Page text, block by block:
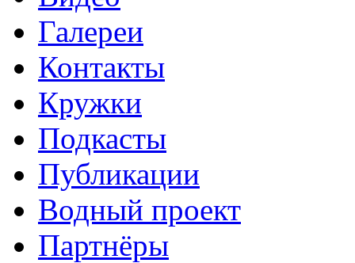
Галереи
Контакты
Кружки
Подкасты
Публикации
Водный проект
Партнёры